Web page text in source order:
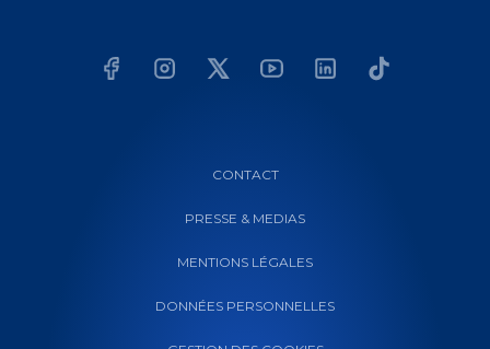
CONTACT
PRESSE & MEDIAS
MENTIONS LÉGALES
DONNÉES PERSONNELLES